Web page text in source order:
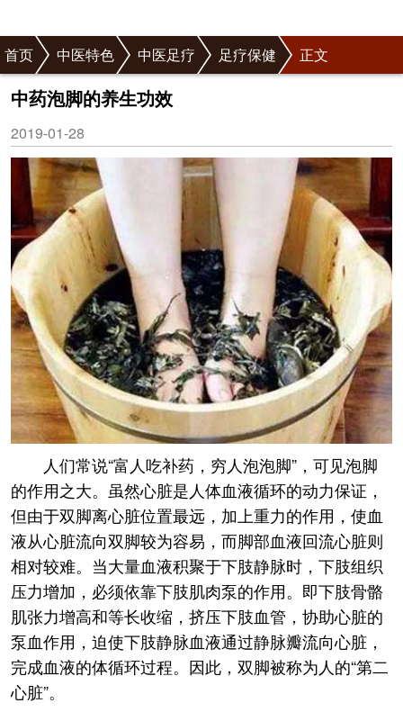
首页 中医特色 中医足疗 足疗保健 正文
中药泡脚的养生功效
2019-01-28
人们常说“富人吃补药，穷人泡泡脚”，可见泡脚
的作用之大。虽然心脏是人体血液循环的动力保证，
但由于双脚离心脏位置最远，加上重力的作用，使血
液从心脏流向双脚较为容易，而脚部血液回流心脏则
相对较难。当大量血液积聚于下肢静脉时，下肢组织
压力增加，必须依靠下肢肌肉泵的作用。即下肢骨骼
肌张力增高和等长收缩，挤压下肢血管，协助心脏的
泵血作用，迫使下肢静脉血液通过静脉瓣流向心脏，
完成血液的体循环过程。因此，双脚被称为人的“第二
心脏”。